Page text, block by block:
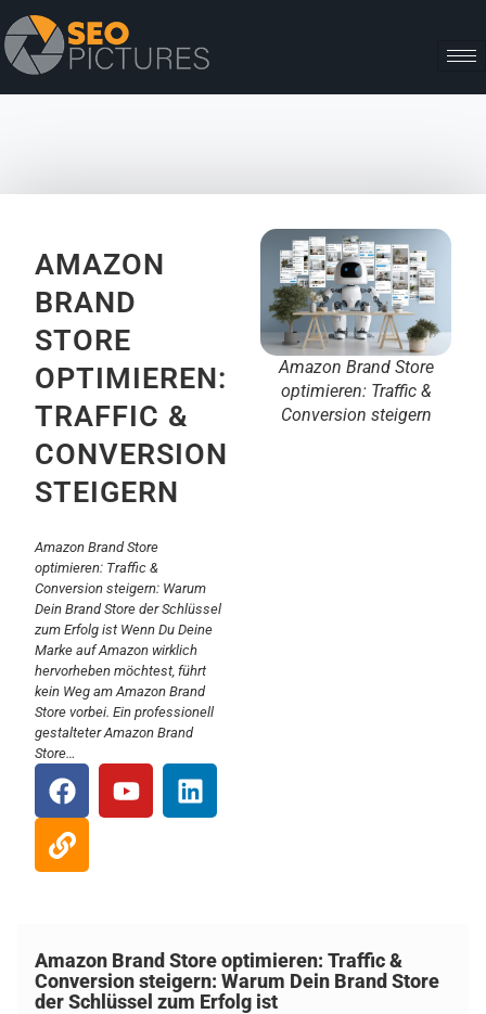
AMAZON
BRAND
STORE
OPTIMIEREN:
TRAFFIC &
CONVERSION
STEIGERN
Amazon Brand Store
optimieren: Traffic &
Conversion steigern: Warum
Dein Brand Store der Schlüssel
zum Erfolg ist Wenn Du Deine
Marke auf Amazon wirklich
hervorheben möchtest, führt
kein Weg am Amazon Brand
Store vorbei. Ein professionell
gestalteter Amazon Brand
Store…
Amazon Brand Store
optimieren: Traffic &
Conversion steigern
Amazon Brand Store optimieren: Traffic &
Conversion steigern: Warum Dein Brand Store
der Schlüssel zum Erfolg ist